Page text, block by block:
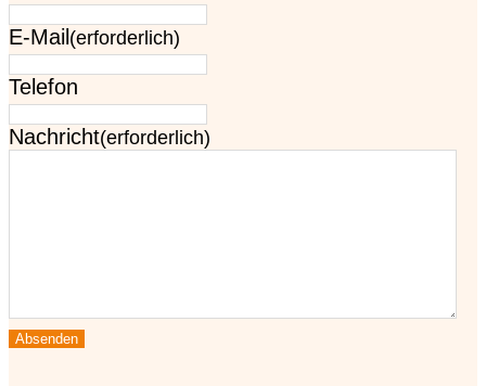
E-Mail (erforderlich)
Telefon
Nachricht(erforderlich)